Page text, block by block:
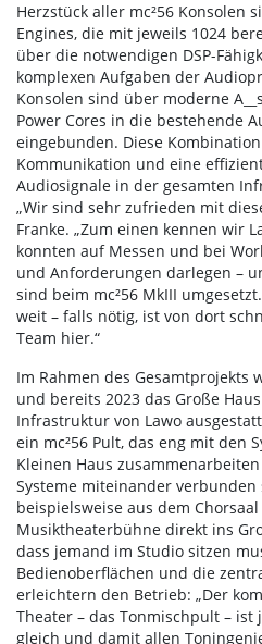
Herzstück aller mc²56 Konsolen
Engines, die mit jeweils 1024
über die notwendigen DSP-
komplexen Aufgaben der
Konsolen sind über moderne
Power Cores in die bestehende
eingebunden. Diese
Kommunikation und eine
Audiosignale in der gesamten
„Wir sind sehr zufrieden mit
Franke. „Zum einen kennen wir
konnten auf Messen und bei
und Anforderungen darlegen –
sind beim mc²56 MkIII
weit – falls nötig, ist von dort
Team hier.“
Im Rahmen des Gesamtprojekts
und bereits 2023 das Große
Infrastruktur von Lawo
ein mc²56 Pult, das eng mit den
Kleinen Haus
Systeme miteinander
beispielsweise aus dem
Musiktheaterbühne direkt ins
dass jemand im Studio sitzen
Bedienoberflächen und die
erleichtern den Betrieb: „Der
Theater – das Tonmischpult –
gleich und damit allen